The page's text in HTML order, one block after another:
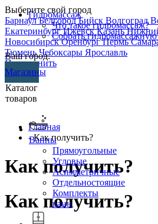
Выберите свой город
БарнаулБелгородБийск Волгоград
ЕкатеринбургИжевскКазань
НовосибирскОренбургПермь
ТюменьЧебоксары Ярославль
Перезвонить
Гидромассаж
Что такое гидромассаж?
Собрать
Ваш город:
Магазины
Каталог
товаров
Ванны
Прямоугольные
Угловые
Асимметричные
Отдельностоящие
Комплекты
ванн
Главная
- Как получить?
Как получить?
Как получить?